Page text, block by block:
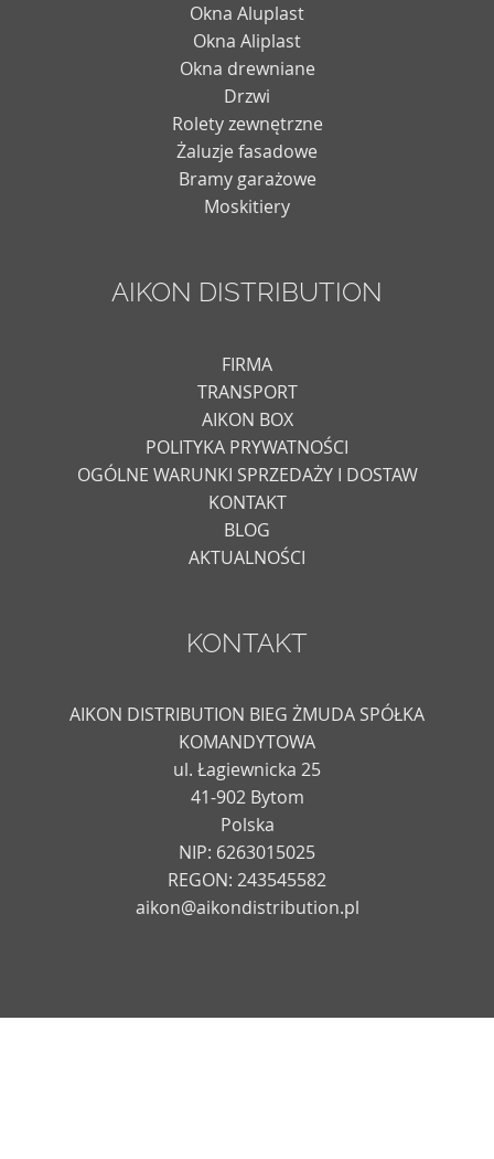
Okna Aluplast
Okna Aliplast
Okna drewniane
Drzwi
Rolety zewnętrzne
Żaluzje fasadowe
Bramy garażowe
Moskitiery
AIKON DISTRIBUTION
FIRMA
TRANSPORT
AIKON BOX
POLITYKA PRYWATNOŚCI
OGÓLNE WARUNKI SPRZEDAŻY I DOSTAW
KONTAKT
BLOG
AKTUALNOŚCI
KONTAKT
AIKON DISTRIBUTION BIEG ŻMUDA SPÓŁKA
KOMANDYTOWA
ul. Łagiewnicka 25
41-902 Bytom
Polska
NIP: 6263015025
REGON: 243545582
aikon@aikondistribution.pl